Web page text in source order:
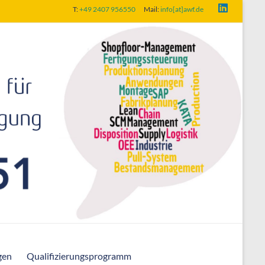
T:+49 2407 956550 Mail:info[at]awf.de
Qualifizierungsprogramm